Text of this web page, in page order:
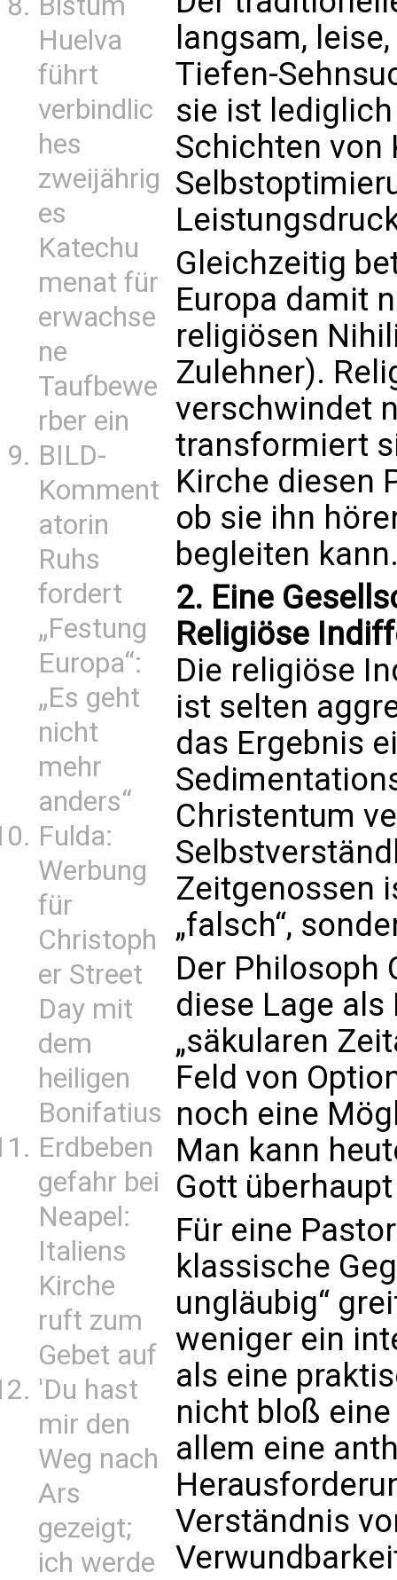
Huelva
führt
verbindlic
hes
zweijährig
es
Katechu
menat für
erwachse
ne
Taufbewe
rber ein
BILD-
Komment
atorin
Ruhs
fordert
„Festung
Europa“:
„Es geht
nicht
mehr
anders“
Fulda:
Werbung
für
Christoph
er Street
Day mit
dem
heiligen
Bonifatius
Erdbeben
gefahr bei
Neapel:
Italiens
Kirche
ruft zum
Gebet auf
'Du hast
mir den
Weg nach
Ars
gezeigt;
ich werde
langsam,
Tiefen-
sie ist
Schichten von
Gleichzeitig
Europa damit
religiösen
Zulehner).
verschwindet
transformiert
Kirche diesen
ob sie ihn
begleiten
2. Eine
Religiöse
Die religiöse
ist selten
das Ergebnis
Christentum
Zeitgenossen
„falsch“,
Der Philosoph
diese Lage
„säkularen
Feld von
noch eine
Man kann
Gott
Für eine
klassische
ungläubig“
weniger ein
als eine
nicht bloß
allem eine
Verständnis